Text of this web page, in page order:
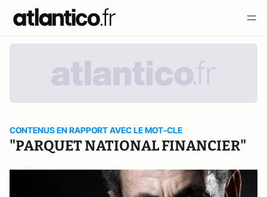
CONTENUS EN RAPPORT AVEC LE MOT-CLE
"PARQUET NATIONAL FINANCIER"